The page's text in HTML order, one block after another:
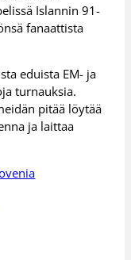
Islannin 91-
fanaattista
eduista EM- ja
turnauksia.
pitää löytää
ja laittaa